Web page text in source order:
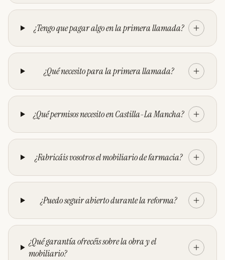
¿Tengo que pagar algo en la primera llamada?
¿Qué necesito para la primera llamada?
¿Qué permisos necesito en Castilla-La Mancha?
¿Fabricáis vosotros el mobiliario de farmacia?
¿Puedo seguir abierto durante la reforma?
¿Qué garantía ofrecéis sobre la obra y el
mobiliario?